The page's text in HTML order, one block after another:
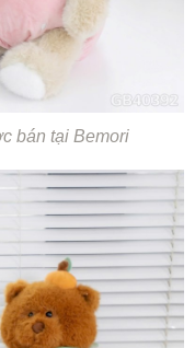
bán tại Bemori